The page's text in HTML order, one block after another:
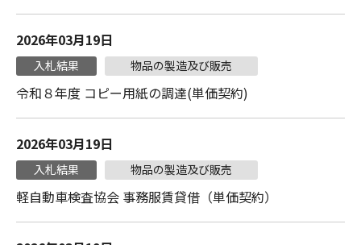
2026年03月19日
入札結果 物品の製造及び販売
令和８年度 コピー用紙の調達(単価契約)
2026年03月19日
入札結果 物品の製造及び販売
軽自動車検査協会 事務服賃貸借（単価契約）